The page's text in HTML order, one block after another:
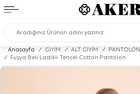
Anasayfa / GİYİM / ALT GİYİM /
PANTOLON
/
Fuşya Beli Lastikli Tencel Cotton Pantolon